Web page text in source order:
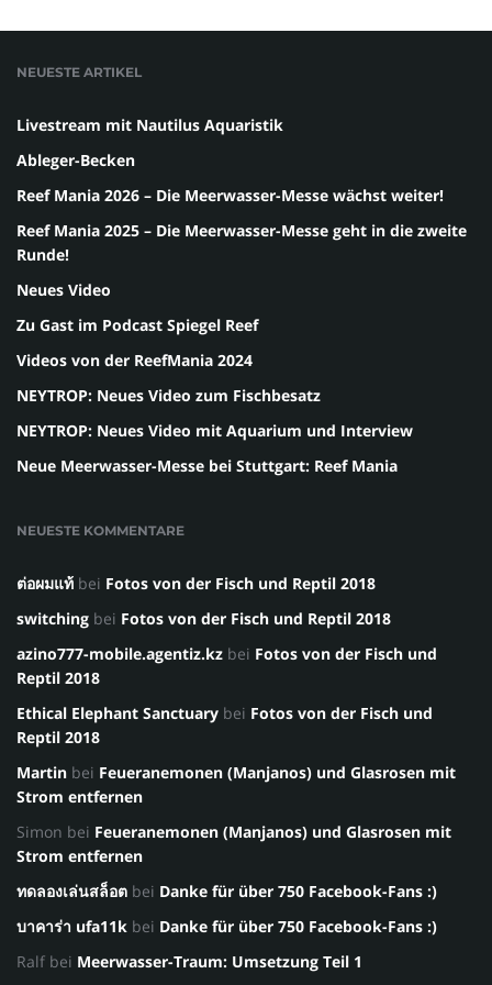
NEUESTE ARTIKEL
Livestream mit Nautilus Aquaristik
Ableger-Becken
Reef Mania 2026 – Die Meerwasser-Messe wächst weiter!
Reef Mania 2025 – Die Meerwasser-Messe geht in die zweite
Runde!
Neues Video
Zu Gast im Podcast Spiegel Reef
Videos von der ReefMania 2024
NEYTROP: Neues Video zum Fischbesatz
NEYTROP: Neues Video mit Aquarium und Interview
Neue Meerwasser-Messe bei Stuttgart: Reef Mania
NEUESTE KOMMENTARE
ต่อผมแท้ bei Fotos von der Fisch und Reptil 2018
switching bei Fotos von der Fisch und Reptil 2018
azino777-mobile.agentiz.kz bei Fotos von der Fisch und
Reptil 2018
Ethical Elephant Sanctuary bei Fotos von der Fisch und
Reptil 2018
Martin bei Feueranemonen (Manjanos) und Glasrosen mit
Strom entfernen
Simon bei Feueranemonen (Manjanos) und Glasrosen mit
Strom entfernen
ทดลองเล่นสล็อต bei Danke für über 750 Facebook-Fans :)
บาคาร่า ufa11k bei Danke für über 750 Facebook-Fans :)
Ralf bei Meerwasser-Traum: Umsetzung Teil 1